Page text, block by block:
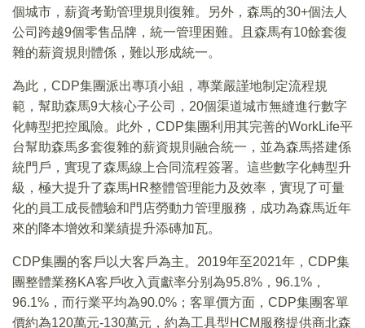
個城市，薪資考勤管理規則復雜。另外，森馬的30+個法人
公司跨越9個零售品牌，統一管理困難。且森馬有10餘套復
雜的薪資規則體係，難以形成統一。
為此，CDP集團派出專項小組，專業嚴謹地制定流程規
範，幫助森馬9大核心子公司，20個渠道城市無縫進行數字
化轉型把控風險。此外，CDP集團利用其完善的WorkLife平
台幫助森馬多套復雜的薪資規則融合統一，並為森馬搭建係
統門戶，實現了森馬線上合同流程簽署。這些數字化轉型升
級，極大提升了森馬HR整體管理能力及效率，實現了可量
化的員工成長體驗和門店勞動力管理服務，成功為森馬近年
來的降本增效和業績提升添磚加瓦。
CDP集團的客戶以大客戶為主。2019年至2021年，CDP集
團整體業務KA客戶收入貢獻率分别為95.8%，96.1%，
96.1%，而行業平均為90.0%；客單價方面，CDP集團客單
價約為120萬元-130萬元，約為工具型HCM服務提供商北森